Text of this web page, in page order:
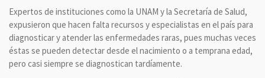
Expertos de instituciones como la UNAM y la Secretaría de Salud,
expusieron que hacen falta recursos y especialistas en el país para
diagnosticar y atender las enfermedades raras, pues muchas veces
éstas se pueden detectar desde el nacimiento o a temprana edad,
pero casi siempre se diagnostican tardíamente.